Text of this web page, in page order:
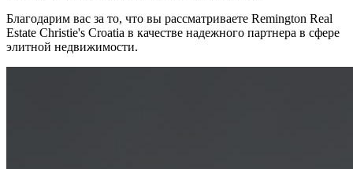
Благодарим вас за то, что вы рассматриваете Remington Real
Estate Christie's Croatia в качестве надежного партнера в сфере
элитной недвижимости.